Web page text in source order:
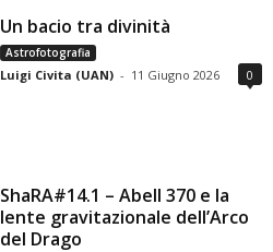
Un bacio tra divinità
Astrofotografia
Luigi Civita (UAN) - 11 Giugno 2026 0
ShaRA#14.1 – Abell 370 e la
lente gravitazionale dell’Arco
del Drago